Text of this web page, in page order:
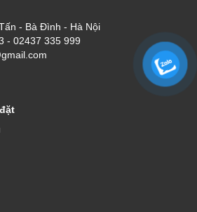
- Bà Đình - Hà Nội
- 02437 335 999